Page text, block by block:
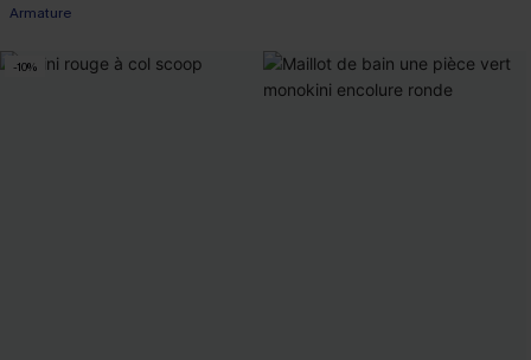
Armature
-10%